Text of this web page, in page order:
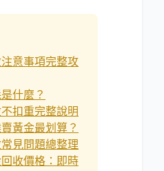
意事項完整攻
什麼？
扣重完整說明
黃金最划算？
見問題總整理
收價格：即時